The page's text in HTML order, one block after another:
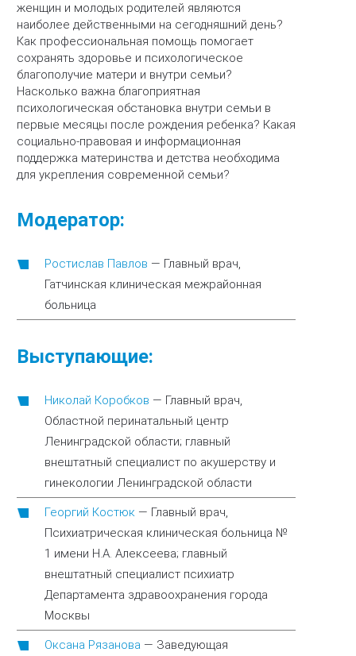
женщин и молодых родителей являются
наиболее действенными на сегодняшний день?
Как профессиональная помощь помогает
сохранять здоровье и психологическое
благополучие матери и внутри семьи?
Насколько важна благоприятная
психологическая обстановка внутри семьи в
первые месяцы после рождения ребенка? Какая
социально-правовая и информационная
поддержка материнства и детства необходима
для укрепления современной семьи?
Модератор:
Ростислав Павлов — Главный врач,
Гатчинская клиническая межрайонная
больница
Выступающие:
Николай Коробков — Главный врач,
Областной перинатальный центр
Ленинградской области; главный
внештатный специалист по акушерству и
гинекологии Ленинградской области
Георгий Костюк — Главный врач,
Психиатрическая клиническая больница №
1 имени Н.А. Алексеева; главный
внештатный специалист психиатр
Департамента здравоохранения города
Москвы
Оксана Рязанова — Заведующая